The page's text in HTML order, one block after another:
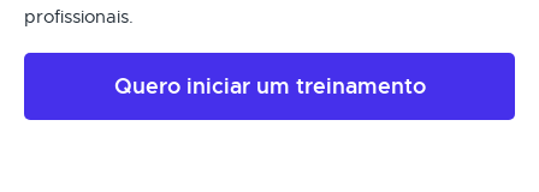
profissionais.
Quero iniciar um treinamento